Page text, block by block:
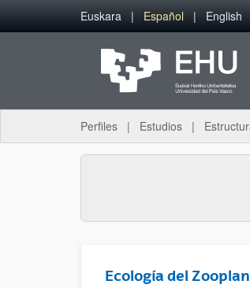
Saltar al contenido principal
Euskara Español English
Perfiles Estudios
Ecología del